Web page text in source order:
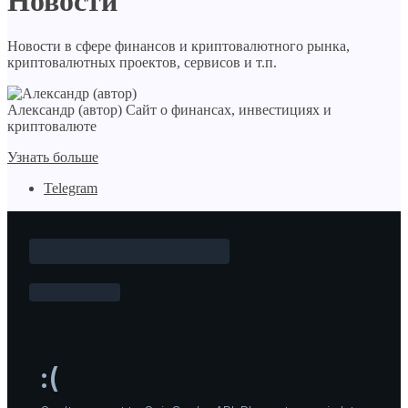
Новости в сфере финансов и криптовалютного рынка,
криптовалютных проектов, сервисов и т.п.
Александр (автор) Сайт о финансах, инвестициях и
криптовалюте
Узнать больше
Telegram